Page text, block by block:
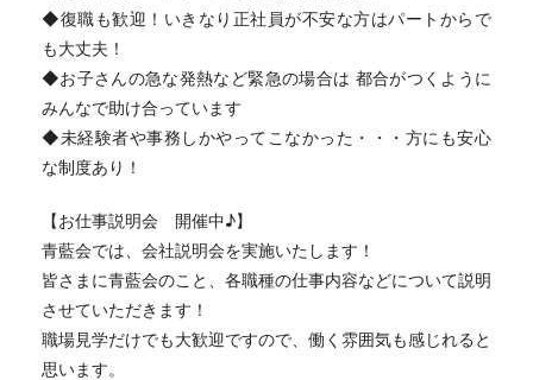
◆復職も歓迎！いきなり正社員が不安な方はパートからで
も大丈夫！
◆お子さんの急な発熱など緊急の場合は 都合がつくように
みんなで助け合っています
◆未経験者や事務しかやってこなかった・・・方にも安心
な制度あり！
【お仕事説明会 開催中♪】
青藍会では、会社説明会を実施いたします！
皆さまに青藍会のこと、各職種の仕事内容などについて説明
させていただきます！
職場見学だけでも大歓迎ですので、働く雰囲気も感じれると
思います。